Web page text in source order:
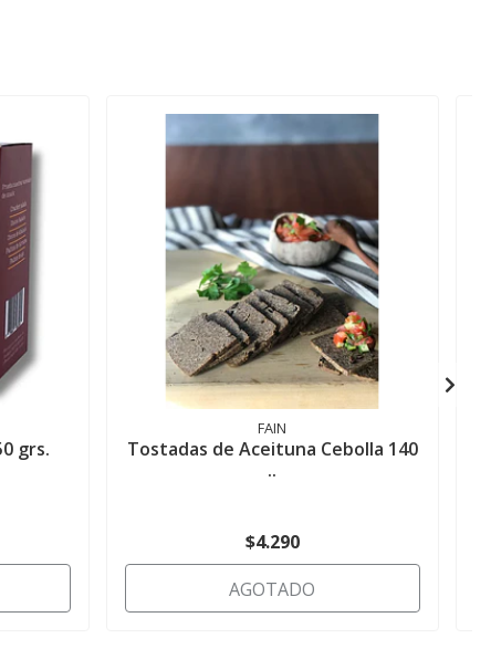
grs.
FAIN
Tostadas de Aceituna Cebolla 140
..
$4.290
AGOTADO